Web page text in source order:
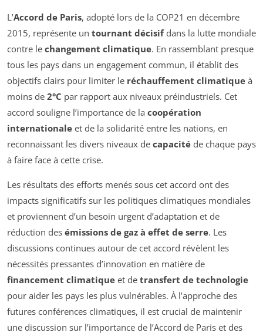
L’Accord de Paris, adopté lors de la COP21 en décembre
2015, représente un tournant décisifdans la lutte mondiale
contre le changement climatique. En rassemblant presque
tous les pays dans un engagement commun, il établit des
objectifs clairs pour limiter le réchauffement climatique à
moins de 2°C par rapport aux niveaux préindustriels. Cet
accord souligne l’importance de la coopération
internationale et de la solidarité entre les nations, en
reconnaissant les divers niveaux de capacité de chaque pays
à faire face à cette crise.
Les résultats des efforts menés sous cet accord ont des
impacts significatifs sur les politiques climatiques mondiales
et proviennent d’un besoin urgent d’adaptation et de
réduction des émissions de gaz à effet de serre. Les
discussions continues autour de cet accord révèlent les
nécessités pressantes d’innovation en matière de
financement climatique et de transfert de technologie
pour aider les pays les plus vulnérables. À l’approche des
futures conférences climatiques, il est crucial de maintenir
une discussion sur l’importance de l’Accord de Paris et des